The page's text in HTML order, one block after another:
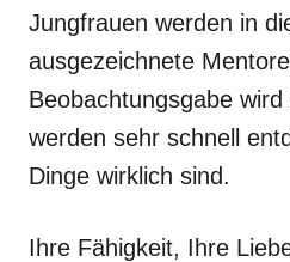
Jungfrauen werden in
ausgezeichnete
Beobachtungsgabe
werden sehr schnell
Dinge wirklich sind.
Ihre Fähigkeit, Ihre